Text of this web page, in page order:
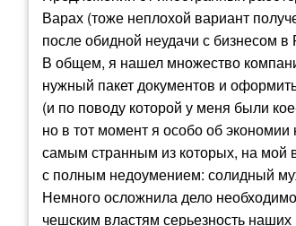
Варах (тоже неплохой вариант
после обидной неудачи с бизнесом
В общем, я нашел множество
нужный пакет документов и
(и по поводу которой у меня были
но в тот момент я особо об
самым странным из которых, на мой
с полным недоумением: солидный
Немного осложнила дело
чешским властям серьезность